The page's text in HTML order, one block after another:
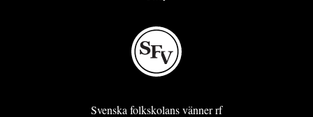
Svenska folkskolans vänner rf